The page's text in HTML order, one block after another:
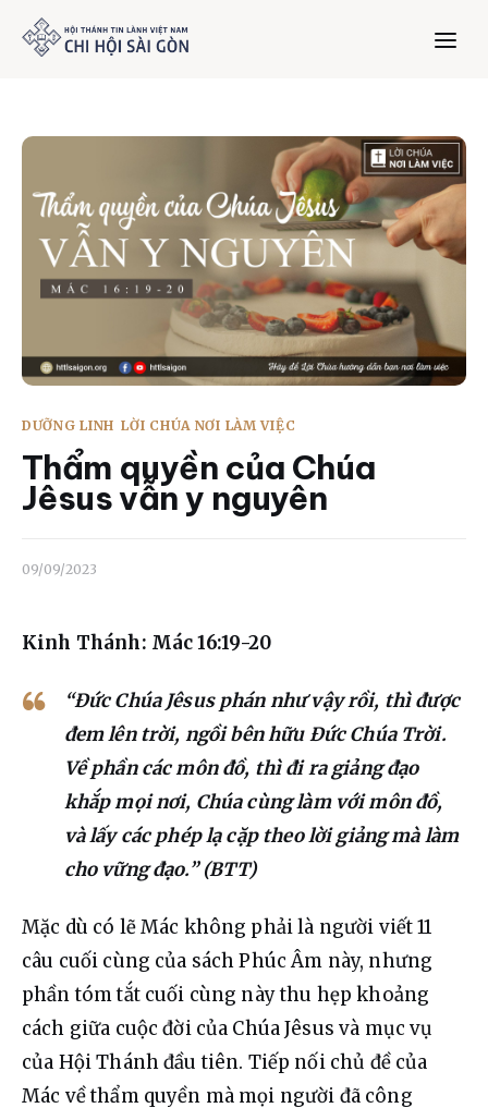
Giới thiệu
Dưỡng Linh
Bản tin
Mục vụ
Liên hệ
DƯỠNG LINH LỜI CHÚA NƠI LÀM VIỆC
Thẩm quyền của Chúa
Jêsus vẫn y nguyên
09/09/2023
Kinh Thánh: Mác 16:19-20
“Đức Chúa Jêsus phán như vậy rồi, thì được
đem lên trời, ngồi bên hữu Đức Chúa Trời.
Về phần các môn đồ, thì đi ra giảng đạo
khắp mọi nơi, Chúa cùng làm với môn đồ,
và lấy các phép lạ cặp theo lời giảng mà làm
cho vững đạo.” (BTT)
Mặc dù có lẽ Mác không phải là người viết 11
câu cuối cùng của sách Phúc Âm này, nhưng
phần tóm tắt cuối cùng này thu hẹp khoảng
cách giữa cuộc đời của Chúa Jêsus và mục vụ
của Hội Thánh đầu tiên. Tiếp nối chủ đề của
Mác về thẩm quyền mà mọi người đã công